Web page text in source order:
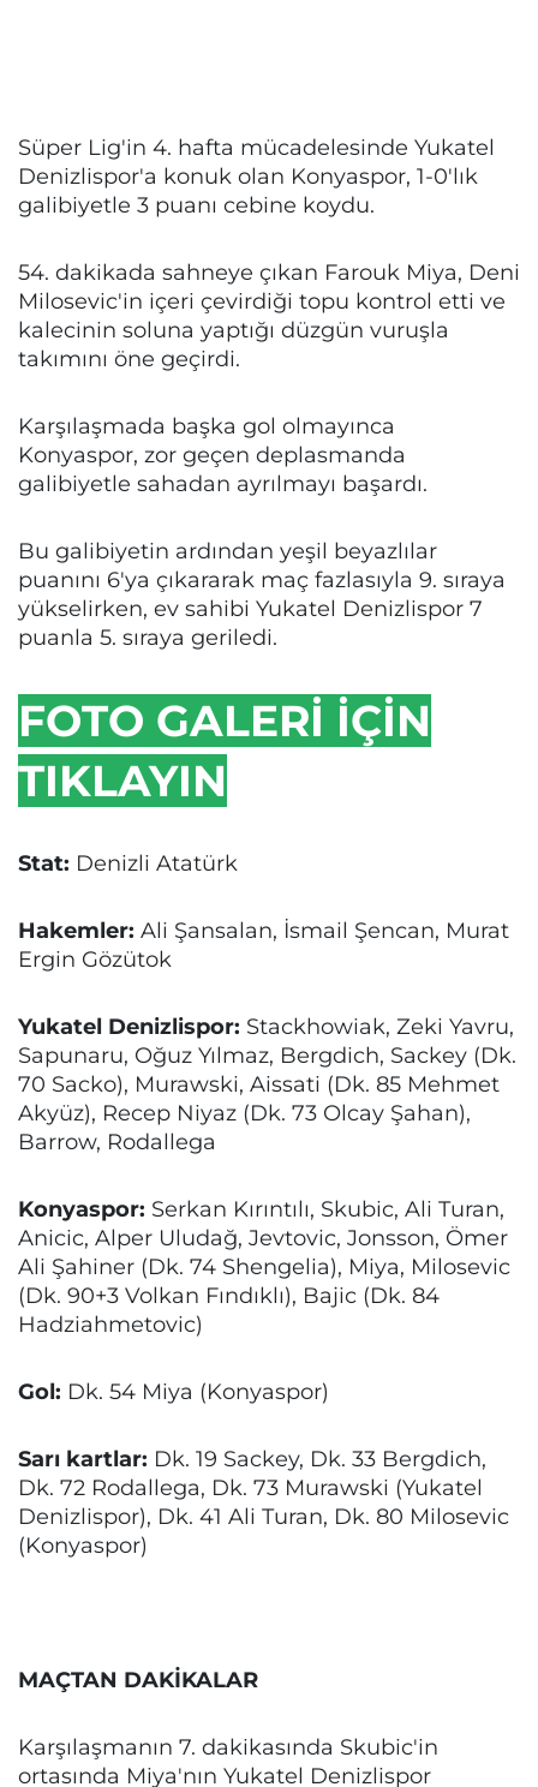
Süper Lig'in 4. hafta mücadelesinde Yukatel
Denizlispor'a konuk olan Konyaspor, 1-0'lık
galibiyetle 3 puanı cebine koydu.
54. dakikada sahneye çıkan Farouk Miya, Deni
Milosevic'in içeri çevirdiği topu kontrol etti ve
kalecinin soluna yaptığı düzgün vuruşla
takımını öne geçirdi.
Karşılaşmada başka gol olmayınca
Konyaspor, zor geçen deplasmanda
galibiyetle sahadan ayrılmayı başardı.
Bu galibiyetin ardından yeşil beyazlılar
puanını 6'ya çıkararak maç fazlasıyla 9. sıraya
yükselirken, ev sahibi Yukatel Denizlispor 7
puanla 5. sıraya geriledi.
FOTO GALERİ İÇİN
TIKLAYIN
Stat: Denizli Atatürk
Hakemler: Ali Şansalan, İsmail Şencan, Murat
Ergin Gözütok
Yukatel Denizlispor: Stackhowiak, Zeki Yavru,
Sapunaru, Oğuz Yılmaz, Bergdich, Sackey (Dk.
70 Sacko), Murawski, Aissati (Dk. 85 Mehmet
Akyüz), Recep Niyaz (Dk. 73 Olcay Şahan),
Barrow, Rodallega
Konyaspor: Serkan Kırıntılı, Skubic, Ali Turan,
Anicic, Alper Uludağ, Jevtovic, Jonsson, Ömer
Ali Şahiner (Dk. 74 Shengelia), Miya, Milosevic
(Dk. 90+3 Volkan Fındıklı), Bajic (Dk. 84
Hadziahmetovic)
Gol: Dk. 54 Miya (Konyaspor)
Sarı kartlar: Dk. 19 Sackey, Dk. 33 Bergdich,
Dk. 72 Rodallega, Dk. 73 Murawski (Yukatel
Denizlispor), Dk. 41 Ali Turan, Dk. 80 Milosevic
(Konyaspor)
MAÇTAN DAKİKALAR
Karşılaşmanın 7. dakikasında Skubic'in
ortasında Miya'nın Yukatel Denizlispor